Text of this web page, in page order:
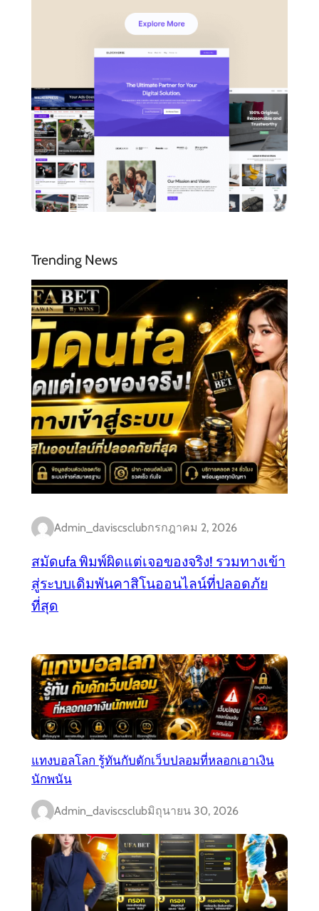
Trending News
Admin_daviscsclubกรกฎาคม 2, 2026
สมัดufa พิมพ์ผิดแต่เจอของจริง! รวมทางเข้า
สู่ระบบเดิมพันคาสิโนออนไลน์ที่ปลอดภัย
ที่สุด
แทงบอลโลก รู้ทันกับดักเว็บปลอมที่หลอกเอาเงิน
นักพนัน
Admin_daviscsclubมิถุนายน 30, 2026